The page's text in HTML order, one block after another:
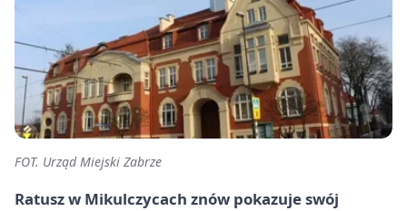
FOT. Urząd Miejski Zabrze
Ratusz w Mikulczycach znów pokazuje swój